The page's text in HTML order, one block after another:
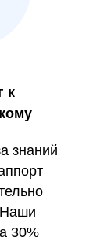
к
знаний
30%